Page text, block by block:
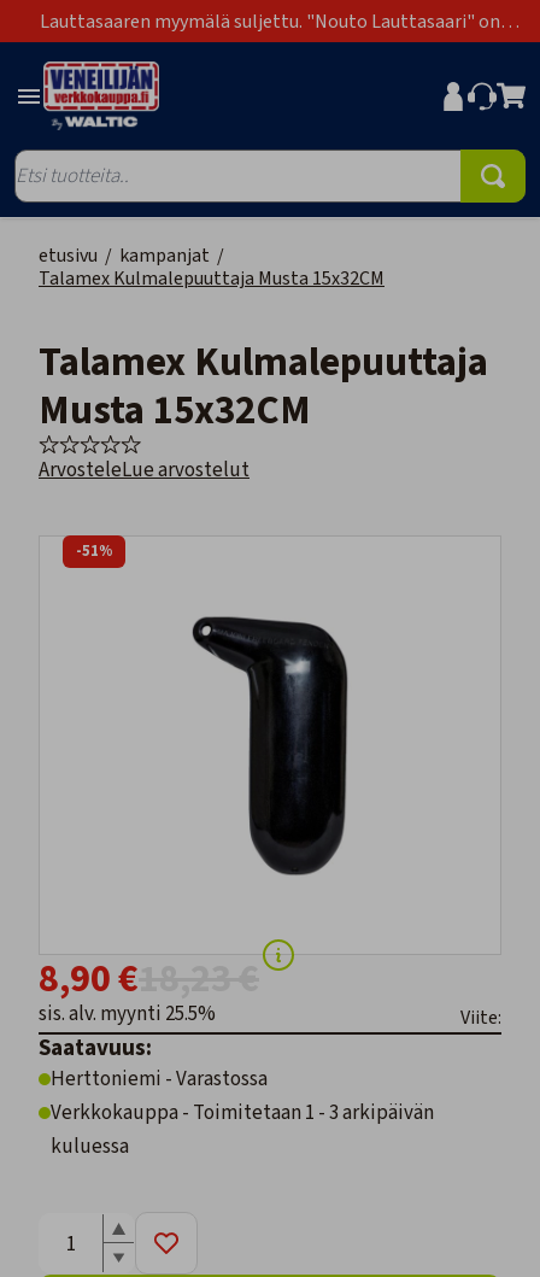
Lauttasaaren myymälä suljettu. "Nouto Lauttasaari" on
poistunut toimitustapavaihtoehdoista.
etusivu / kampanjat /
Talamex Kulmalepuuttaja Musta 15x32CM
Talamex Kulmalepuuttaja
Musta 15x32CM
ArvosteleLue arvostelut
-51%
8,90 €
sis. alv. myynti 25.5% Viite:
Saatavuus:
Herttoniemi - Varastossa
Verkkokauppa - Toimitetaan 1 - 3 arkipäivän
kuluessa